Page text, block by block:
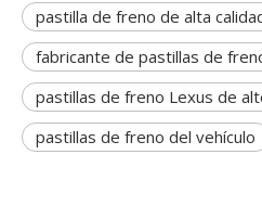
pastilla de freno de alta
fabricante de pastillas de
pastillas de freno Lexus de
pastillas de freno del vehículo